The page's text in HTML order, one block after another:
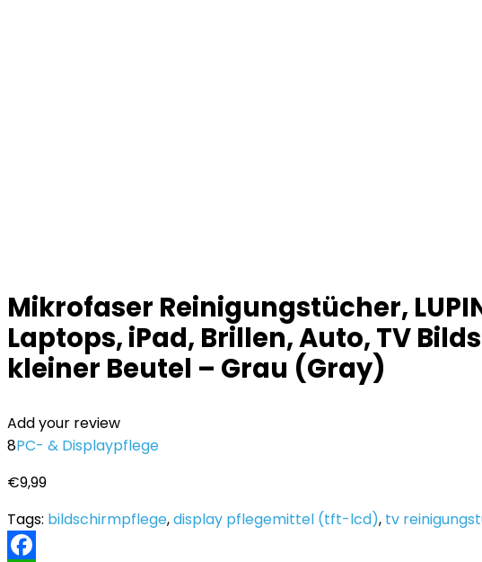
Mikrofaser Reinigungstücher,
Laptops, iPad, Brillen, Auto, TV
kleiner Beutel – Grau (Gray)
Add your review
8PC- & Displaypflege
€9,99
Tags: bildschirmpflege,display pflegemittel (tft-lcd), tv